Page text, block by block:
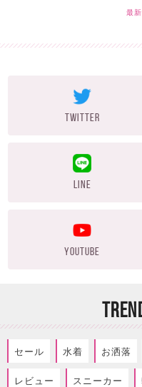
最
TWITTER
LINE
YOUTUBE
セール 水着 お洒落
レビュー スニーカー